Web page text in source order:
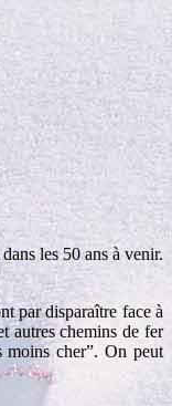
les 50 ans à venir.
par disparaître face à
autres chemins de fer
moins cher”. On peut